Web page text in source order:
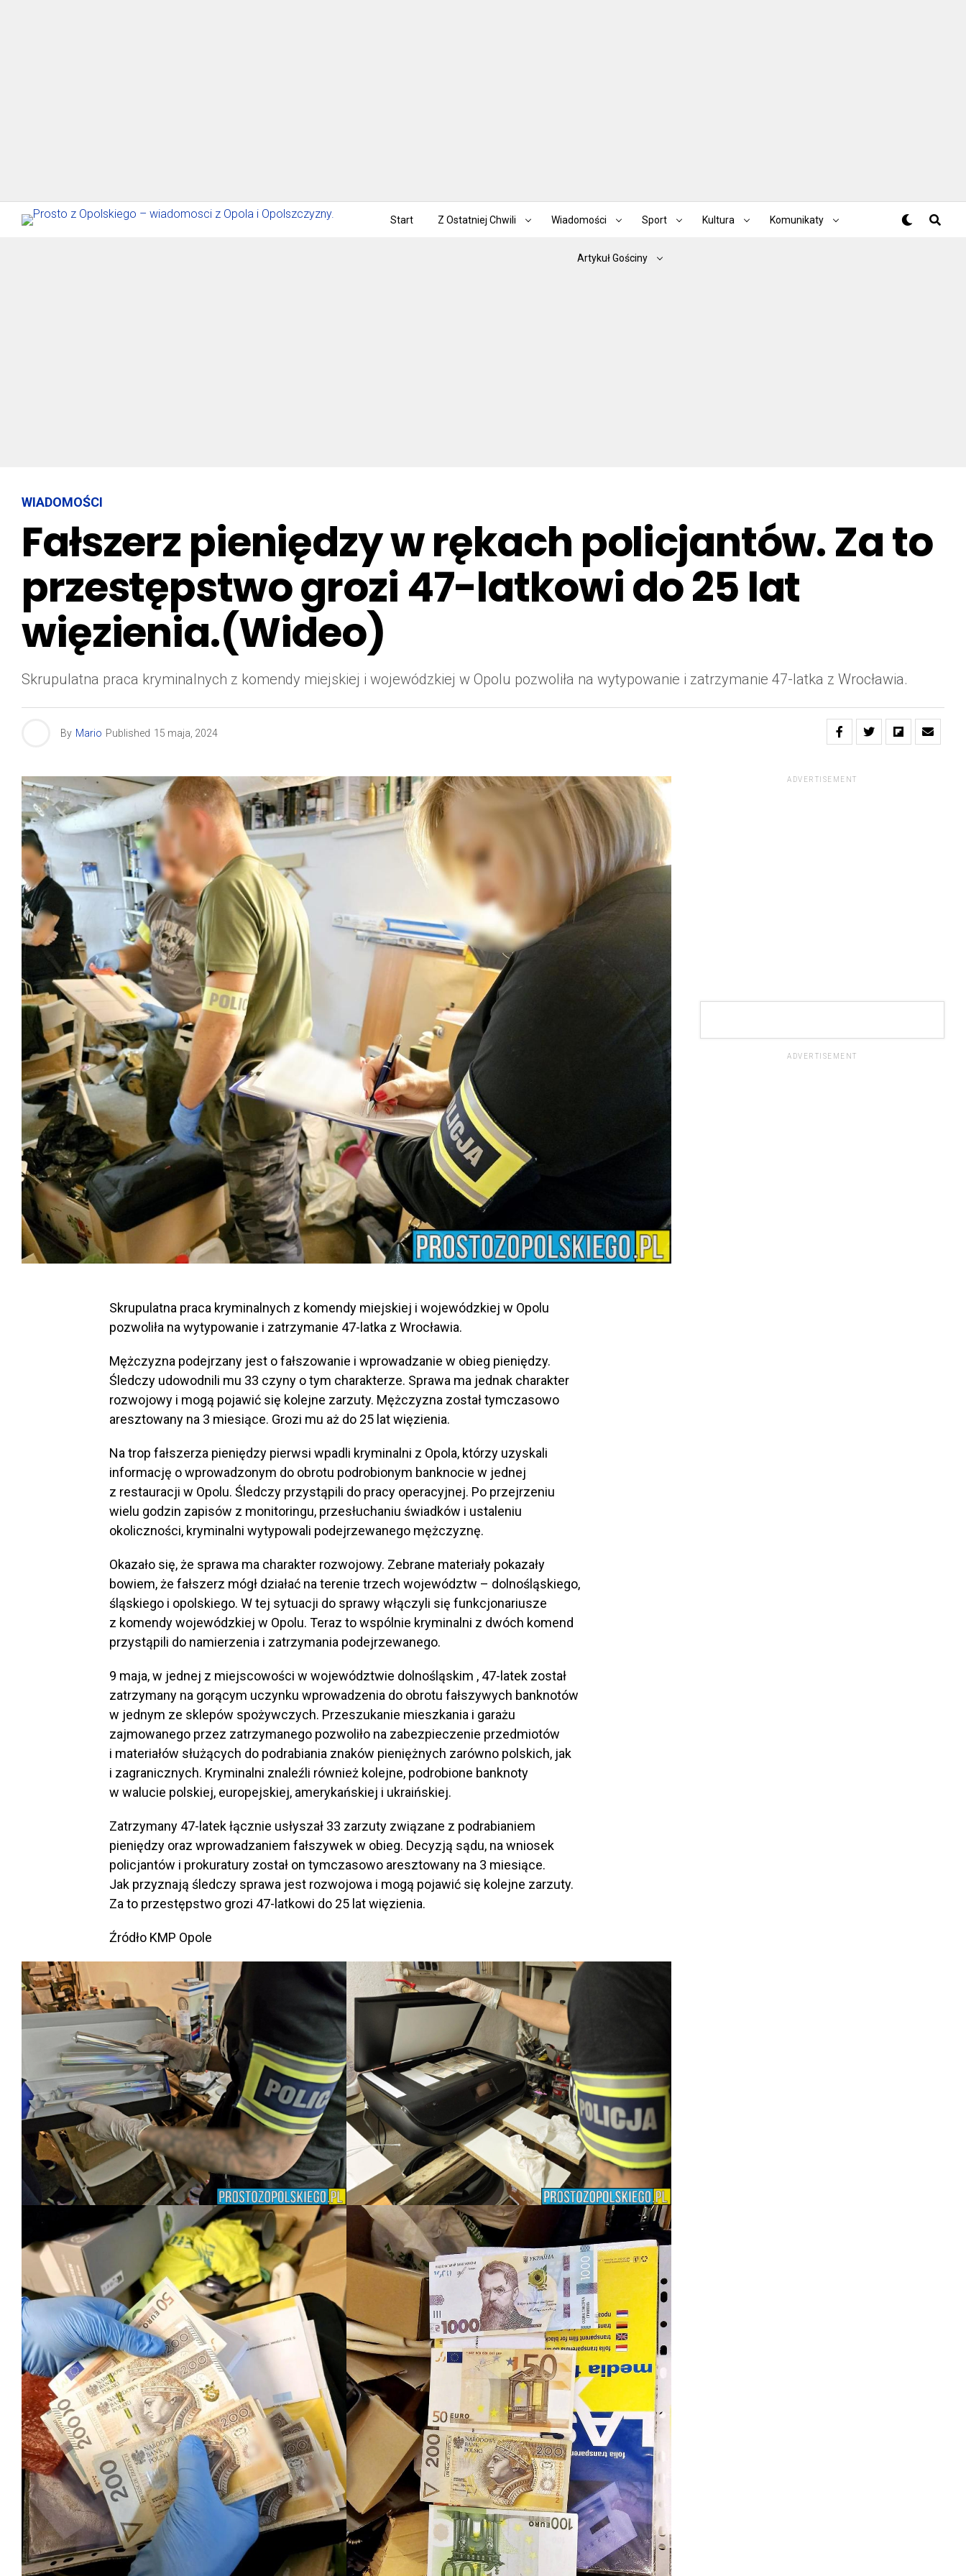
Start Z Ostatniej Chwili Wiadomości Sport Kultura Komunikaty
Artykuł Gościny
WIADOMOŚCI
Fałszerz pieniędzy w rękach policjantów. Za to
przestępstwo grozi 47-latkowi do 25 lat
więzienia.(Wideo)
Skrupulatna praca kryminalnych z komendy miejskiej i wojewódzkiej w Opolu pozwoliła na wytypowanie i zatrzymanie 47-latka z Wrocławia.
By Mario Published 15 maja, 2024
Skrupulatna praca kryminalnych z komendy miejskiej i wojewódzkiej w Opolu
pozwoliła na wytypowanie i zatrzymanie 47-latka z Wrocławia.
Mężczyzna podejrzany jest o fałszowanie i wprowadzanie w obieg pieniędzy.
Śledczy udowodnili mu 33 czyny o tym charakterze. Sprawa ma jednak charakter
rozwojowy i mogą pojawić się kolejne zarzuty. Mężczyzna został tymczasowo
aresztowany na 3 miesiące. Grozi mu aż do 25 lat więzienia.
Na trop fałszerza pieniędzy pierwsi wpadli kryminalni z Opola, którzy uzyskali
informację o wprowadzonym do obrotu podrobionym banknocie w jednej
z restauracji w Opolu. Śledczy przystąpili do pracy operacyjnej. Po przejrzeniu
wielu godzin zapisów z monitoringu, przesłuchaniu świadków i ustaleniu
okoliczności, kryminalni wytypowali podejrzewanego mężczyznę.
Okazało się, że sprawa ma charakter rozwojowy. Zebrane materiały pokazały
bowiem, że fałszerz mógł działać na terenie trzech województw – dolnośląskiego,
śląskiego i opolskiego. W tej sytuacji do sprawy włączyli się funkcjonariusze
z komendy wojewódzkiej w Opolu. Teraz to wspólnie kryminalni z dwóch komend
przystąpili do namierzenia i zatrzymania podejrzewanego.
9 maja, w jednej z miejscowości w województwie dolnośląskim , 47-latek został
zatrzymany na gorącym uczynku wprowadzenia do obrotu fałszywych banknotów
w jednym ze sklepów spożywczych. Przeszukanie mieszkania i garażu
zajmowanego przez zatrzymanego pozwoliło na zabezpieczenie przedmiotów
i materiałów służących do podrabiania znaków pieniężnych zarówno polskich, jak
i zagranicznych. Kryminalni znaleźli również kolejne, podrobione banknoty
w walucie polskiej, europejskiej, amerykańskiej i ukraińskiej.
Zatrzymany 47-latek łącznie usłyszał 33 zarzuty związane z podrabianiem
pieniędzy oraz wprowadzaniem fałszywek w obieg. Decyzją sądu, na wniosek
policjantów i prokuratury został on tymczasowo aresztowany na 3 miesiące.
Jak przyznają śledczy sprawa jest rozwojowa i mogą pojawić się kolejne zarzuty.
Za to przestępstwo grozi 47-latkowi do 25 lat więzienia.
Źródło KMP Opole
ADVERTISEMENT
ADVERTISEMENT